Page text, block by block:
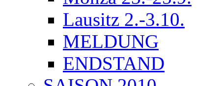
Lausitz 2.-3.10.
MELDUNG
ENDSTAND